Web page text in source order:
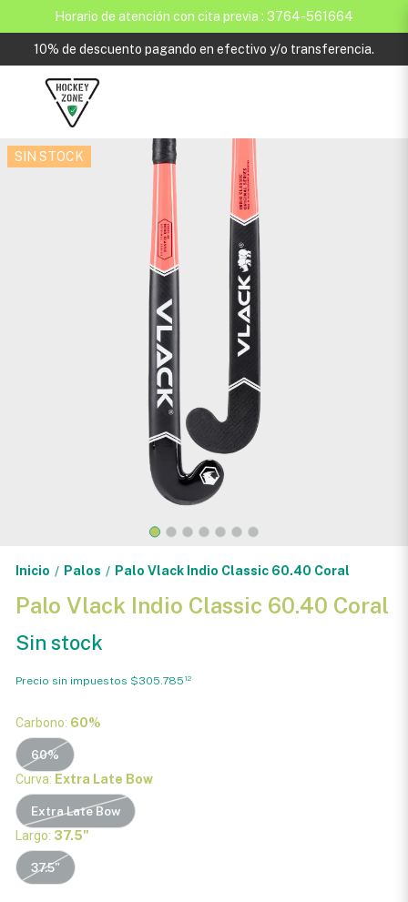
Horario de atención con cita previa : 3764-561664
10% de descuento pagando en efectivo y/o transferencia.
SIN STOCK
Inicio / Palos / Palo Vlack Indio Classic 60.40 Coral
Palo Vlack Indio Classic 60.40 Coral
Sin stock
Precio sin impuestos $305.785 12
Carbono: 60%
60%
Curva: Extra Late Bow
Extra Late Bow
Largo: 37.5"
37.5"